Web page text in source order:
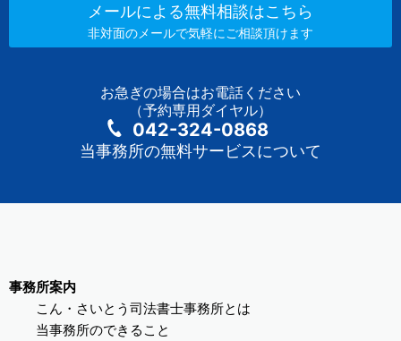
メールによる無料相談はこちら
非対面のメールで気軽にご相談頂けます
お急ぎの場合はお電話ください
（予約専用ダイヤル）
042-324-0868
当事務所の無料サービスについて
事務所案内
こん・さいとう司法書士事務所とは
当事務所のできること